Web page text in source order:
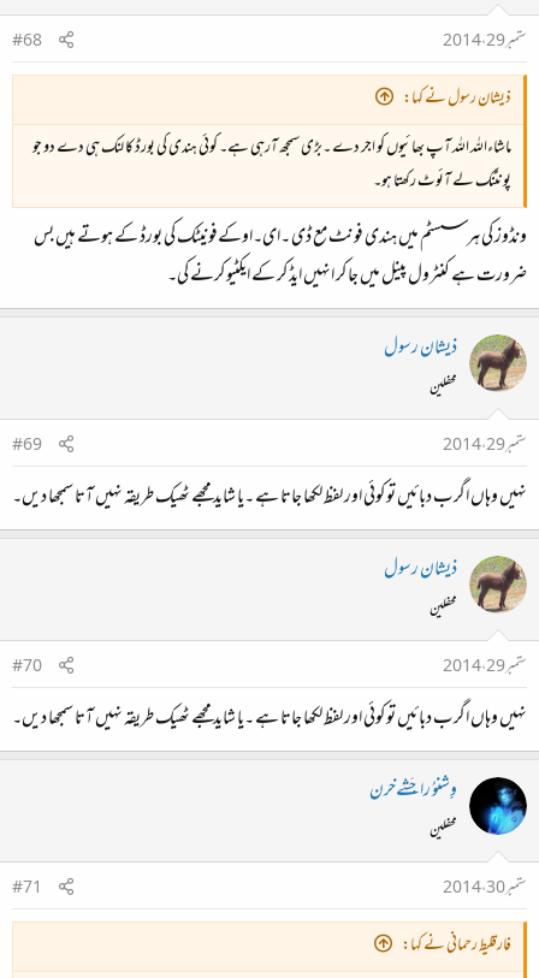
ستمبر 29، 2014
#68
ذیشان رسول نے کہا:
ماشاءاللہ اللہ آپ بھائیوں کو اجر دے ۔بڑی سمجھ آرہی ہے۔ کوئی ہندی کی بورڈ کا لنک ہی دے دو جو
پونٹنک لے آئوٹ رکھتا ہو۔
ونڈوز کی ہر سسٹم میں ہندی فونٹ مع ڈی ۔ای۔اوکےفونیٹک کی بورڈ کے ہوتے ہیں بس
ضرورت ہے کنٹرول پینل میں جا کر انہیں ایڈ کر کے ایکٹیو کرنے کی۔
ذیشان رسول
محفلین
ستمبر 29، 2014
#69
نہیں وہاں اگر ب دبائیں تو کوئی اور لفظ لکھا جاتا ہے ۔یا شاید مجھے ٹھیک طریقہ نہیں آتا سمجھا دیں۔
ذیشان رسول
محفلین
ستمبر 29، 2014
#70
نہیں وہاں اگر ب دبائیں تو کوئی اور لفظ لکھا جاتا ہے ۔یا شاید مجھے ٹھیک طریقہ نہیں آتا سمجھا دیں۔
وِِشنوُ راجَشےخرن
محفلین
ستمبر 30، 2014
#71
فارقلیط رحمانی نے کہا: